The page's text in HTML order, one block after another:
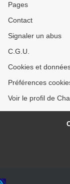
Pages
Contact
Signaler un abus
C.G.U.
Cookies et
Préférences
Voir le profil de